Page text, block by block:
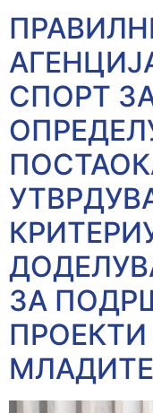
СПОРТ
ЗА
МЛАДИТЕ